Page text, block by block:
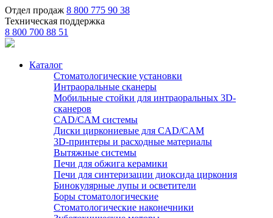
Отдел продаж 8 800 775 90 38
Техническая поддержка
8 800 700 88 51
Каталог
Стоматологические установки
Интраоральные сканеры
Мобильные стойки для интраоральных 3D-
сканеров
CAD/CAM системы
Диски циркониевые для CAD/CAM
3D-принтеры и расходные материалы
Вытяжные системы
Печи для обжига керамики
Печи для синтеризации диоксида циркония
Бинокулярные лупы и осветители
Боры стоматологические
Стоматологические наконечники